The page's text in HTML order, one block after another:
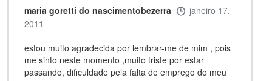
maria goretti do nascimentobezerra
janeiro 17,
2011
estou muito agradecida por lembrar-me de mim , pois
me sinto neste momento ,muito triste por estar
passando, dificuldade pela falta de emprego do meu